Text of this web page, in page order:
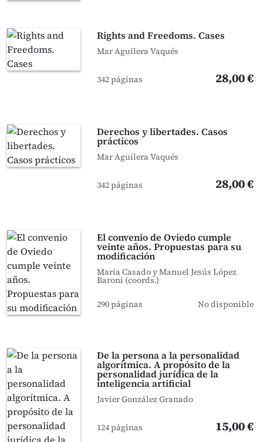
Rights and Freedoms. Cases
Mar Aguilera Vaqués
342 páginas 28,00 €
Derechos y libertades. Casos
prácticos
Mar Aguilera Vaqués
342 páginas 28,00 €
El convenio de Oviedo cumple
veinte años. Propuestas para su
modificación
María Casado y Manuel Jesús López
Baroni (coords.)
290 páginas No disponible
De la persona a la personalidad
algorítmica. A propósito de la
personalidad jurídica de la
inteligencia artificial
Javier González Granado
124 páginas 15,00 €